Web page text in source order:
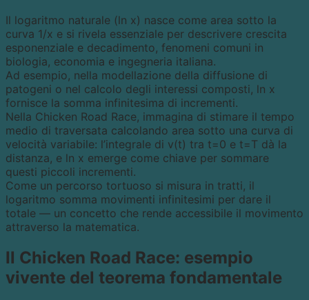
Il logaritmo naturale (ln x) nasce come area sotto la
curva 1/x e si rivela essenziale per descrivere crescita
esponenziale e decadimento, fenomeni comuni in
biologia, economia e ingegneria italiana.
Ad esempio, nella modellazione della diffusione di
patogeni o nel calcolo degli interessi composti, ln x
fornisce la somma infinitesima di incrementi.
Nella Chicken Road Race, immagina di stimare il tempo
medio di traversata calcolando area sotto una curva di
velocità variabile: l’integrale di v(t) tra t=0 e t=T dà la
distanza, e ln x emerge come chiave per sommare
questi piccoli incrementi.
Come un percorso tortuoso si misura in tratti, il
logaritmo somma movimenti infinitesimi per dare il
totale — un concetto che rende accessibile il movimento
attraverso la matematica.
Il Chicken Road Race: esempio
vivente del teorema fondamentale